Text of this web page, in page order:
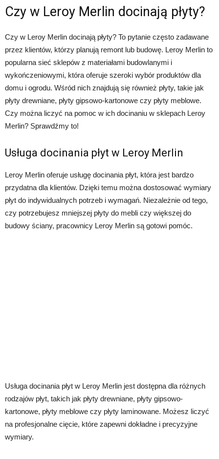
Czy w Leroy Merlin docinają płyty?
Czy w Leroy Merlin docinają płyty? To pytanie często zadawane
przez klientów, którzy planują remont lub budowę. Leroy Merlin to
popularna sieć sklepów z materiałami budowlanymi i
wykończeniowymi, która oferuje szeroki wybór produktów dla
domu i ogrodu. Wśród nich znajdują się również płyty, takie jak
płyty drewniane, płyty gipsowo-kartonowe czy płyty meblowe.
Czy można liczyć na pomoc w ich docinaniu w sklepach Leroy
Merlin? Sprawdźmy to!
Usługa docinania płyt w Leroy Merlin
Leroy Merlin oferuje usługę docinania płyt, która jest bardzo
przydatna dla klientów. Dzięki temu można dostosować wymiary
płyt do indywidualnych potrzeb i wymagań. Niezależnie od tego,
czy potrzebujesz mniejszej płyty do mebli czy większej do
budowy ściany, pracownicy Leroy Merlin są gotowi pomóc.
Usługa docinania płyt w Leroy Merlin jest dostępna dla różnych
rodzajów płyt, takich jak płyty drewniane, płyty gipsowo-
kartonowe, płyty meblowe czy płyty laminowane. Możesz liczyć
na profesjonalne cięcie, które zapewni dokładne i precyzyjne
wymiary.